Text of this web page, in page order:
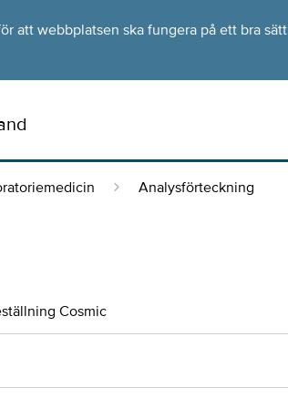
att webbplatsen ska fungera på ett bra
Analysförteckning
Cosmic